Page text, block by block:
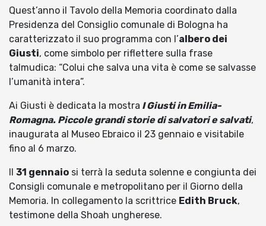
Quest’anno il Tavolo della Memoria coordinato dalla
Presidenza del Consiglio comunale di Bologna ha
caratterizzato il suo programma con l’albero dei
Giusti, come simbolo per riflettere sulla frase
talmudica: “Colui che salva una vita è come se salvasse
l’umanità intera”.
Ai Giusti è dedicata la mostra I Giusti in Emilia-
Romagna. Piccole grandi storie di salvatori e salvati,
inaugurata al Museo Ebraico il 23 gennaio e visitabile
fino al 6 marzo.
31 gennaio si terrà la seduta solenne e congiunta dei
Consigli comunale e metropolitano per il Giorno della
Memoria. In collegamento la scrittrice Edith Bruck,
testimone della Shoah ungherese.